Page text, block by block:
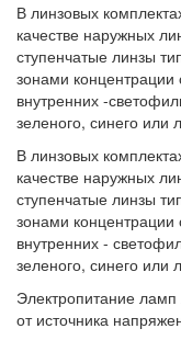
В линзовых
качестве наружных
ступенчатые линзы
зонами концентрации
внутренних -
зеленого, синего
В линзовых
качестве наружных
ступенчатые линзы
зонами концентрации
внутренних -
зеленого, синего
Электропитание ламп
от источника